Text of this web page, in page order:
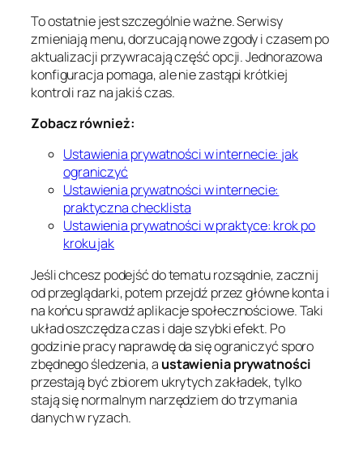
To ostatnie jest szczególnie ważne. Serwisy
zmieniają menu, dorzucają nowe zgody i czasem po
aktualizacji przywracają część opcji. Jednorazowa
konfiguracja pomaga, ale nie zastąpi krótkiej
kontroli raz na jakiś czas.
Zobacz również:
Ustawienia prywatności w internecie: jak
ograniczyć
Ustawienia prywatności w internecie:
praktyczna checklista
Ustawienia prywatności w praktyce: krok po
kroku jak
Jeśli chcesz podejść do tematu rozsądnie, zacznij
od przeglądarki, potem przejdź przez główne konta i
na końcu sprawdź aplikacje społecznościowe. Taki
układ oszczędza czas i daje szybki efekt. Po
godzinie pracy naprawdę da się ograniczyć sporo
zbędnego śledzenia, a ustawienia prywatności
przestają być zbiorem ukrytych zakładek, tylko
stają się normalnym narzędziem do trzymania
danych w ryzach.